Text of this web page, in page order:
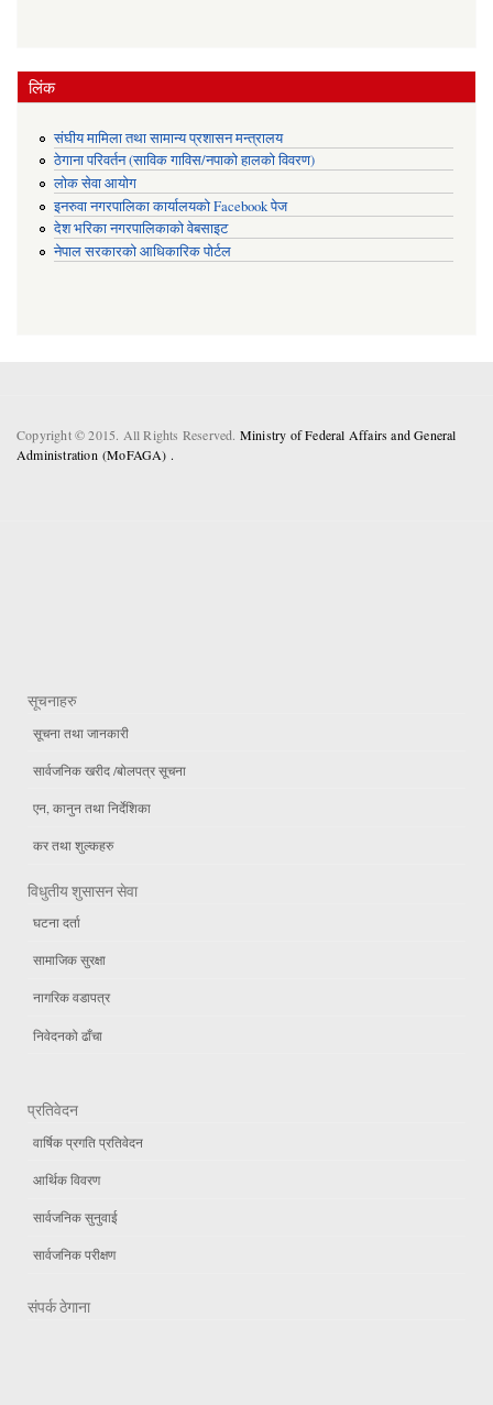
लिंक
संघीय मामिला तथा सामान्य प्रशासन मन्त्रालय
ठेगाना परिवर्तन (साविक गाविस/नपाको हालको विवरण)
लोक सेवा आयोग
इनरुवा नगरपालिका कार्यालयको Facebook पेज
देश भरिका नगरपालिकाको वेबसाइट
नेपाल सरकारको आधिकारिक पोर्टल
Copyright © 2015. All Rights Reserved. Ministry of Federal Affairs and General
Administration (MoFAGA) .
सूचनाहरु
सूचना तथा जानकारी
सार्वजनिक खरीद /बोलपत्र सूचना
एन, कानुन तथा निर्देशिका
कर तथा शुल्कहरु
विधुतीय शुसासन सेवा
घटना दर्ता
सामाजिक सुरक्षा
नागरिक वडापत्र
निवेदनको ढाँचा
प्रतिवेदन
वार्षिक प्रगति प्रतिवेदन
आर्थिक विवरण
सार्वजनिक सुनुवाई
सार्वजनिक परीक्षण
संपर्क ठेगाना